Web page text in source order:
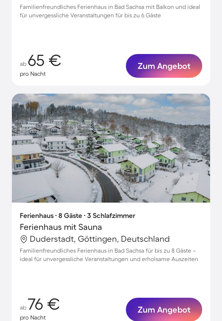
Familienfreundliches Ferienhaus in Bad Sachsa mit Balkon und ideal
für unvergessliche Veranstaltungen für bis zu 6 Gäste
ab 65 €
pro Nacht
Zum Angebot
Ferienhaus ∙ 8 Gäste ∙ 3 Schlafzimmer
Ferienhaus mit Sauna
Duderstadt, Göttingen, Deutschland
Familienfreundliches Ferienhaus in Bad Sachsa für bis zu 8 Gäste –
ideal für unvergessliche Veranstaltungen und erholsame Auszeiten
ab 76 €
pro Nacht
Zum Angebot